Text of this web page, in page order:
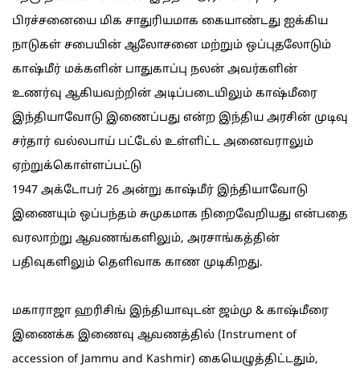
பிரச்சனையை மிக சாதுரியமாக கையாண்டது ஐக்கிய
நாடுகள் சபையின் ஆலோசனை மற்றும் ஒப்புதலோடும்
காஷ்மீர் மக்களின் பாதுகாப்பு நலன் அவர்களின்
உணர்வு ஆகியவற்றின் அடிப்படையிலும் காஷ்மீரை
இந்தியாவோடு இணைப்பது என்ற இந்திய அரசின் முடிவு
சர்தார் வல்லபாய் பட்டேல் உள்ளிட்ட அனைவராலும்
ஏற்றுக்கொள்ளப்பட்டு
1947 அக்டோபர் 26 அன்று காஷ்மீர் இந்தியாவோடு
இணையும் ஒப்பந்தம் சுமுகமாக நிறைவேறியது என்பதை
வரலாற்று ஆவணங்களிலும், அரசாங்கத்தின்
பதிவுகளிலும் தெளிவாக காண முடிகிறது.
மகாராஜா ஹரிசிங் இந்தியாவுடன் ஜம்மு & காஷ்மீரை
இணைக்க இணைவு ஆவணத்தில் (Instrument of
accession of Jammu and Kashmir) கையெழுத்திட்டதும்,